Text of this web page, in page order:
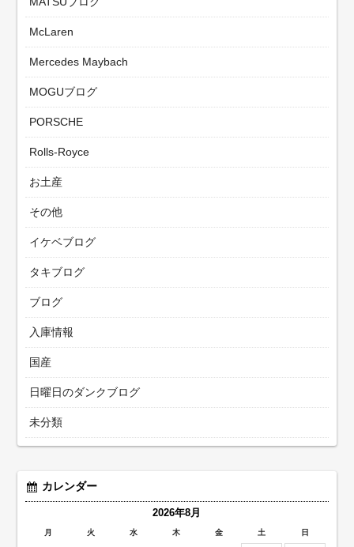
McLaren
Mercedes Maybach
MOGUブログ
PORSCHE
Rolls-Royce
お土産
その他
イケベブログ
タキブログ
ブログ
入庫情報
国産
日曜日のダンクブログ
未分類
カレンダー
2026年8月
月 火 水 木 金 土 日